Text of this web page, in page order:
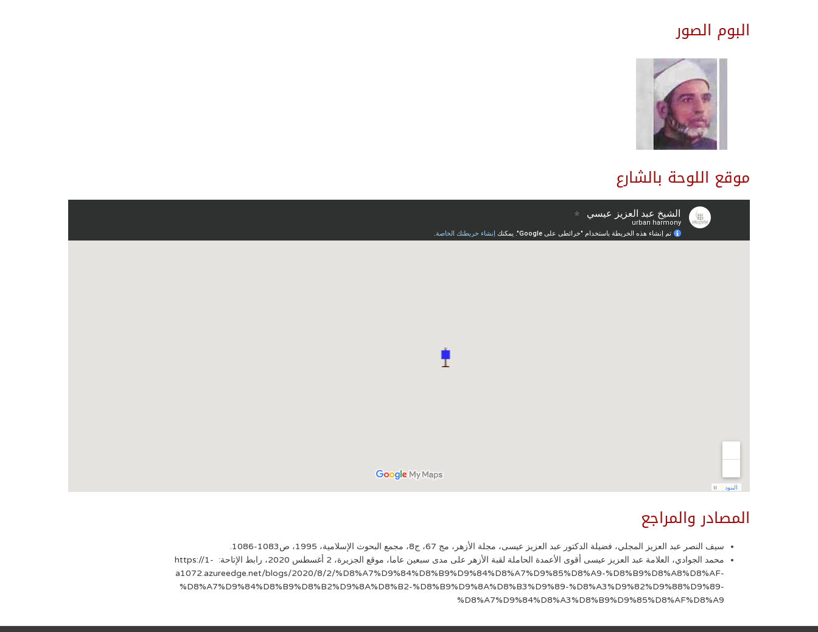
البوم الصور
موقع اللوحة بالشارع
المصادر والمراجع
سيف النصر عبد العزيز المجلي، فضيلة الدكتور عبد العزيز عيسى، مجلة الأزهر، مج 67، ج8، مجمع البحوث الإسلامية، 1995، ص1083-1086.
محمد الجوادي، العلامة عبد العزيز عيسى أقوى الأعمدة الحاملة لقبة الأزهر على مدى سبعين عاما، موقع الجزيرة، 2 أغسطس 2020، رابط الإتاحة: https://1-
a1072.azureedge.net/blogs/2020/8/2/%D8%A7%D9%84%D8%B9%D9%84%D8%A7%D9%85%D8%A9-%D8%B9%D8%A8%D8%AF-
%D8%A7%D9%84%D8%B9%D8%B2%D9%8A%D8%B2-%D8%B9%D9%8A%D8%B3%D9%89-%D8%A3%D9%82%D9%88%D9%89-
%D8%A7%D9%84%D8%A3%D8%B9%D9%85%D8%AF%D8%A9